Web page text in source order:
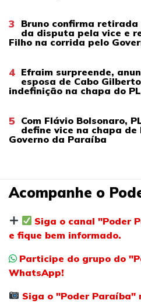
3 Bruno confirma retirada
da disputa pela vice e
Filho na corrida pelo
4 Efraim surpreende,
esposa de Cabo
indefinição na chapa do PL
5 Com Flávio Bolsonaro,
define vice na chapa de
Governo da Paraíba
Acompanhe o
Siga o canal "Poder
e fique bem informado.
Participe do grupo do
WhatsApp!
Siga o "Poder Paraíba"